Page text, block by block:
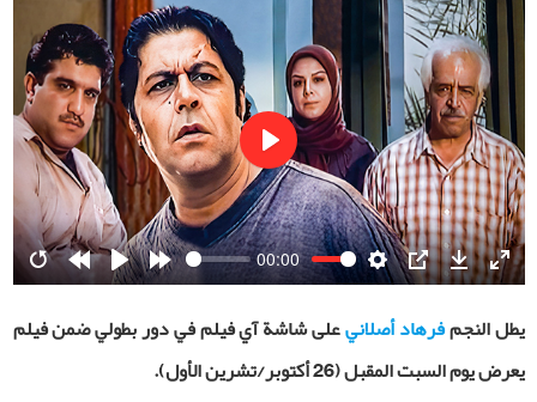
RestartRewindPlay Forward
00:00
Settings
PIP Download
Play
يطل النجمفرهاد أصلانيعلىشاشة آي فيلم في دور بطولي ضمن فيلم
يعرض يوم السبت المقبل (26 أكتوبر/تشرين الأول).